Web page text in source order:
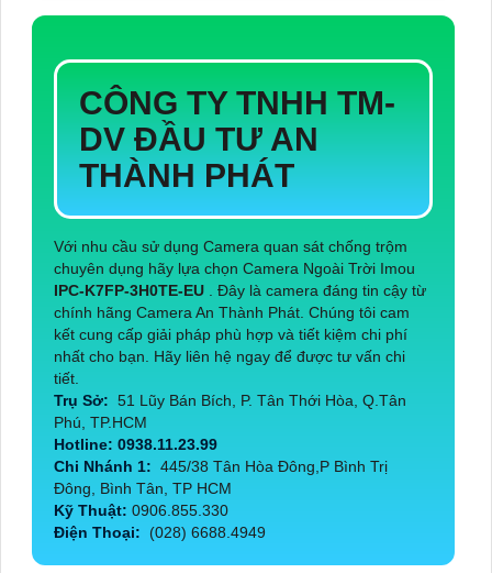
CÔNG TY TNHH TM-
DV ĐẦU TƯ AN
THÀNH PHÁT
Với nhu cầu sử dụng Camera quan sát chống trộm
chuyên dụng hãy lựa chọn Camera Ngoài Trời Imou
IPC-K7FP-3H0TE-EU
. Đây là camera đáng tin cậy từ
chính hãng Camera An Thành Phát. Chúng tôi cam
kết cung cấp giải pháp phù hợp và tiết kiệm chi phí
nhất cho bạn. Hãy liên hệ ngay để được tư vấn chi
tiết.
Trụ Sở: 51 Lũy Bán Bích, P. Tân Thới Hòa, Q.Tân
Phú, TP.HCM
Hotline: 0938.11.23.99
Chi Nhánh 1: 445/38 Tân Hòa Đông,P Bình Trị
Đông, Bình Tân, TP HCM
Kỹ Thuật: 0906.855.330
Điện Thoại:
(028) 6688.4949